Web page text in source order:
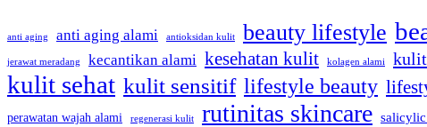
anti aging anti aging alami antioksidan kulit beauty lifestyle
jerawat meradang kecantikan alami kesehatan kulit kolagen alami
kulit sehat kulit sensitif lifestyle beauty
perawatan wajah alami regenerasi kulit rutinitas skincare